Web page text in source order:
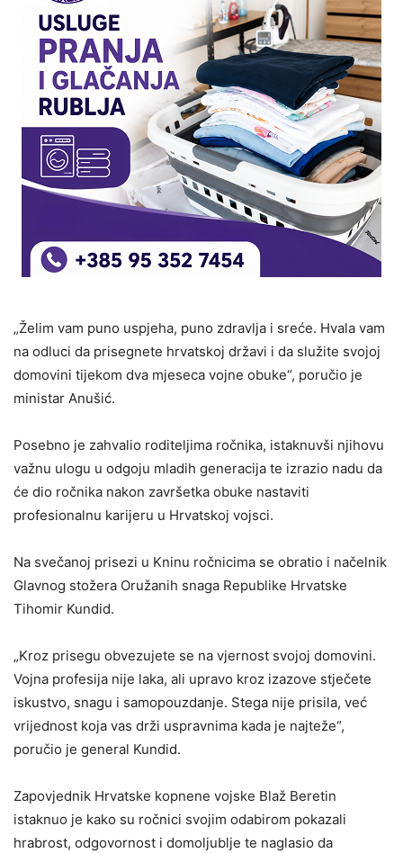
„Želim vam puno uspjeha, puno zdravlja i sreće. Hvala vam
na odluci da prisegnete hrvatskoj državi i da služite svojoj
domovini tijekom dva mjeseca vojne obuke“, poručio je
ministar Anušić.
Posebno je zahvalio roditeljima ročnika, istaknuvši njihovu
važnu ulogu u odgoju mladih generacija te izrazio nadu da
će dio ročnika nakon završetka obuke nastaviti
profesionalnu karijeru u Hrvatskoj vojsci.
Na svečanoj prisezi u Kninu ročnicima se obratio i načelnik
Glavnog stožera Oružanih snaga Republike Hrvatske
Tihomir Kundid.
„Kroz prisegu obvezujete se na vjernost svojoj domovini.
Vojna profesija nije laka, ali upravo kroz izazove stječete
iskustvo, snagu i samopouzdanje. Stega nije prisila, već
vrijednost koja vas drži uspravnima kada je najteže“,
poručio je general Kundid.
Zapovjednik Hrvatske kopnene vojske Blaž Beretin
istaknuo je kako su ročnici svojim odabirom pokazali
hrabrost, odgovornost i domoljublje te naglasio da